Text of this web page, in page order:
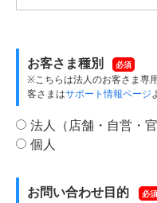
お客さま種別 必須
※こちらは法人のお客さま専
客さまはサポート情報ページ
法人（店舗・自営・
個人
お問い合わせ目的 必須